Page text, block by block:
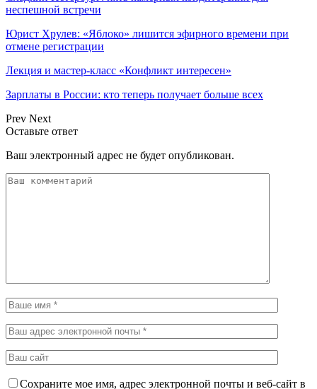
неспешной встречи
Юрист Хрулев: «Яблоко» лишится эфирного времени при
отмене регистрации
Лекция и мастер-класс «Конфликт интересен»
Зарплаты в России: кто теперь получает больше всех
Prev Next
Оставьте ответ
Ваш электронный адрес не будет опубликован.
Сохраните мое имя, адрес электронной почты и веб-сайт в